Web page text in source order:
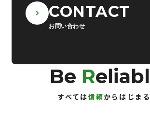
CONTACT
お問い合わせ
Be R
すべては信頼からはじまる